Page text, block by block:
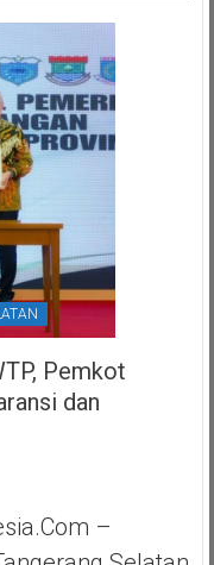
Pemkot
dan
–